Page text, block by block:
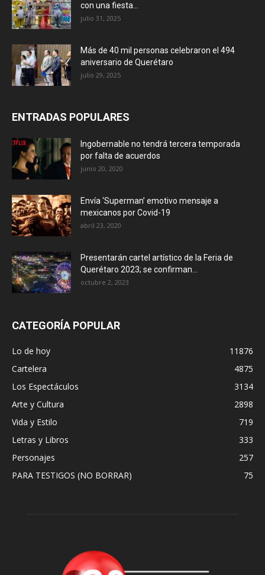
con una fiesta...
julio 31, 2025
Más de 40 mil personas celebraron el 494
aniversario de Querétaro
julio 29, 2025
ENTRADAS POPULARES
Ingobernable no tendrá tercera temporada
por falta de acuerdos
junio 20, 2020
Envía ‘Superman’ emotivo mensaje a
mexicanos por Covid-19
abril 23, 2020
Presentarán cartel artístico de la Feria de
Querétaro 2023; se confirman...
octubre 2, 2023
CATEGORÍA POPULAR
Lo de hoy
11876
Cartelera
4875
Los Espectáculos
3134
Arte y Cultura
2898
Vida y Estilo
719
Letras y Libros
333
Personajes
257
PARA TESTIGOS (NO BORRAR)
75